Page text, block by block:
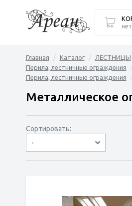
Главная Каталог
ЛЕСТНИЦЫ
Перила, лестничные ограждения
Перила, лестничные ограждения
Металлическое
Сортировать:
-
по популярности
сначала дешёвые
сначала дорогие